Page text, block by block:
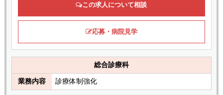
この求人について相談
応募・病院見学
総合診療科
業務内容 診療体制強化